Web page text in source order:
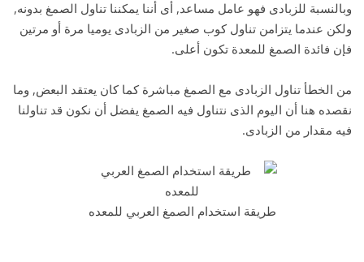
وبالنسبة للزبادى فهو عامل مساعد, أى أننا يمكننا تناول الصمغ بدونه,
ولكن عندما يتزامن تناول كوب صغير من الزبادى يوميا مرة أو مرتين
فإن فائدة الصمغ للمعدة تكون أعلى.
من الخطأ تناول الزبادى مع الصمغ مباشرة كما كان يعتقد البعض, وما
نقصده هنا أن اليوم الذى نتناول فيه الصمغ يفضل أن نكون قد تناولنا
فيه مقدار من الزبادى.
طريقة استخدام الصمغ العربي للمعده